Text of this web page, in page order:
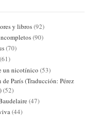
y libros(92)
(90)
(70)
(61)
un nicotínico (53)
de París (Traducción: Pérez
(52)
(47)
(44)